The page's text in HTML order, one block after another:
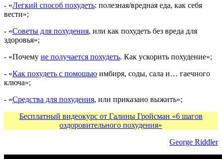
- «Легкий способ похудеть: полезная/вредная еда, как себя
вести»;
- «Советы для похудения, или как похудеть без вреда для
здоровья»;
- «Почему не получается похудеть. Как ускорить похудение»;
- «Как похудеть с помощью имбиря, соды, сала и… гаечного
ключа»;
- «Средства для похудения, или приказано выжить»;
Бесплатный видеокурс от Галины Гройсман «6 шагов
оздоровительного похудения»
George Riddler